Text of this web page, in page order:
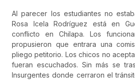
Al parecer los estudiantes no
Rosa Icela Rodríguez está en
conflicto en Chilapa. Los
propusieron que entrara una
pliego petitorio. Los chicos no
fueran escuchados. Sin más se
Insurgentes donde cerraron el